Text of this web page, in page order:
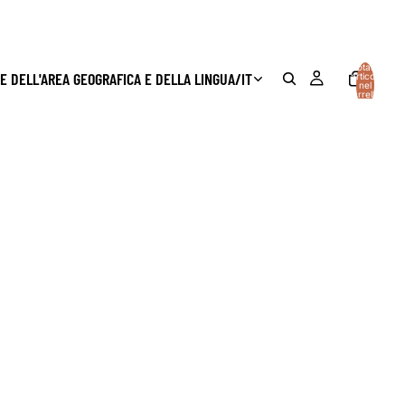
DELL'AREA GEOGRAFICA E DELLA LINGUA/IT
Totale
articoli
nel
carrello: